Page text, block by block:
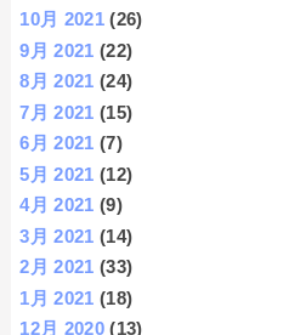
10月 2021 (26)
9月 2021 (22)
8月 2021 (24)
7月 2021 (15)
6月 2021 (7)
5月 2021 (12)
4月 2021 (9)
3月 2021 (14)
2月 2021 (33)
1月 2021 (18)
12月 2020 (13)